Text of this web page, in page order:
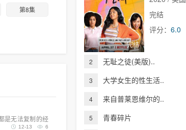
第8集
是无法复制的经
6
12-13
完结
完结
评分： 6.0
2 无耻之徒(美版)..
3 大学女生的性生活..
4 来自普莱恩维尔的..
5 青春碎片